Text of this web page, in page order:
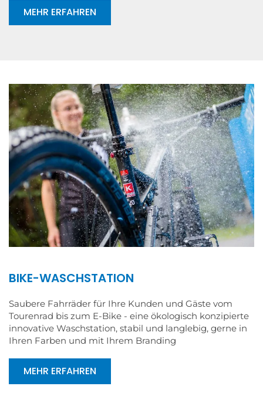
MEHR ERFAHREN
BIKE-WASCHSTATION
Saubere Fahrräder für Ihre Kunden und Gäste vom
Tourenrad bis zum E-Bike - eine ökologisch konzipierte
innovative Waschstation, stabil und langlebig, gerne in
Ihren Farben und mit Ihrem Branding
MEHR ERFAHREN